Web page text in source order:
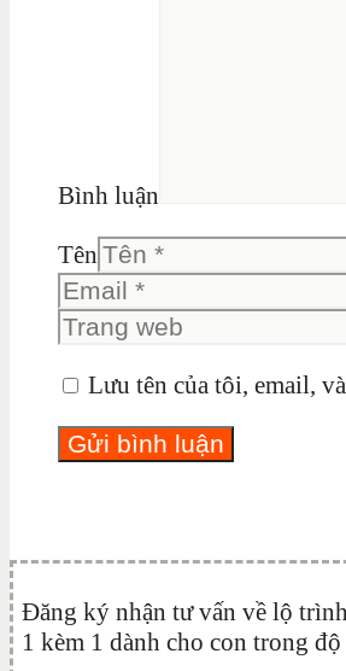
Bình luận
Tên
Lưu tên của tôi, email,
Đăng ký nhận tư vấn về lộ
1 kèm 1 dành cho con trong